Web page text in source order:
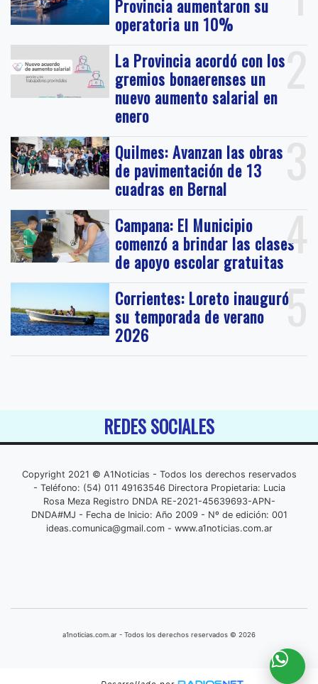
Provincia aumentaron su
operatoria un 10%
2
La Provincia acordó con los
gremios bonaerenses un
nuevo aumento salarial en
enero
3
Quilmes: Avanzan las obras
de pavimentación de 13
cuadras en Bernal
4
Campana: El Municipio
comenzó a brindar las clases
de apoyo escolar gratuitas
5
Corrientes: Loreto inauguró
su temporada de verano
2026
REDES SOCIALES
Copyright 2021 © A1Noticias - Todos los derechos reservados
- Teléfono: (54) 011 49163546 Directora Propietaria: Lucia
Rosa Meza Registro DNDA RE-2021-45639693-APN-
DNDA#MJ - Fecha de Inicio: Año 2009 - Nº de edición: 001
ideas.comunica@gmail.com- www.a1noticias.com.ar
a1noticias.com.ar - Todos los derechos reservados © 2026